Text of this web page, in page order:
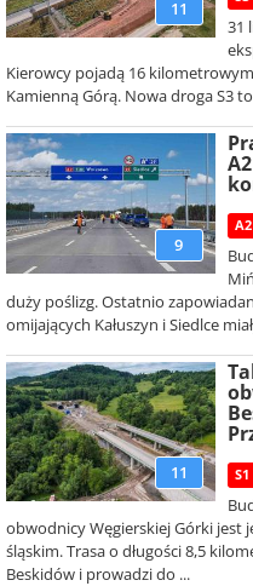
11
31
Kierowcy pojadą 16
Kamienną Górą. Nowa droga S3
9
A2
duży poślizg. Ostatnio
omijających Kałuszyn i Siedlce
11 S1
obwodnicy Węgierskiej Górki jest
śląskim. Trasa o długości 8,5
Beskidów i prowadzi do ...